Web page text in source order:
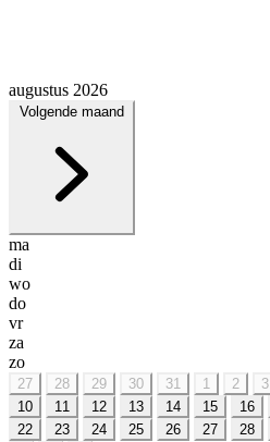
augustus 2026
Volgende maand
ma
di
wo
do
vr
za
zo
27 28 29 30 31 1 2 3
10
11 12 13 14 15 16
22
23 24 25 26 27 28